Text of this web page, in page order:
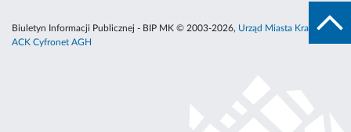
Biuletyn Informacji Publicznej - BIP MK © 2003-2026, Urząd Miasta Krakowa
ACK Cyfronet AGH